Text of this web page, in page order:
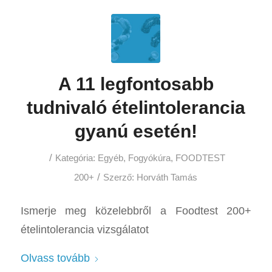
A 11 legfontosabb
tudnivaló ételintolerancia
gyanú esetén!
/ Kategória: Egyéb, Fogyókúra, FOODTEST
200+ / Szerző: Horváth Tamás
Ismerje meg közelebbről a Foodtest 200+
ételintolerancia vizsgálatot
Olvass tovább